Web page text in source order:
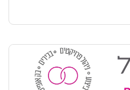
בין צוותי האדריכלות
התכנון ובקרה על לוחות
במספר פרויקטים